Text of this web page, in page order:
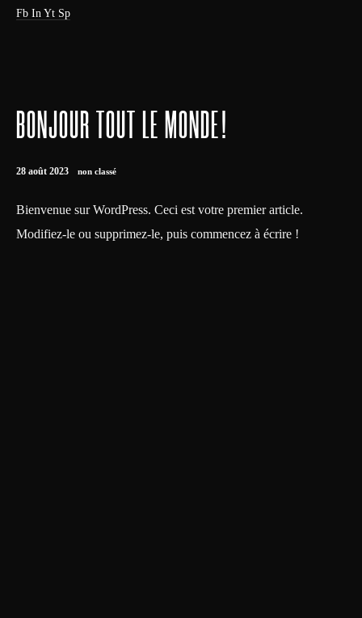
Fb In Yt Sp
BONJOUR TOUT LE MONDE !
28 août 2023 non classé
Bienvenue sur WordPress. Ceci est votre premier article.
Modifiez-le ou supprimez-le, puis commencez à écrire !